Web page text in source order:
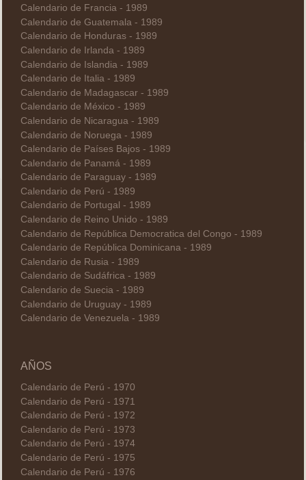
Calendario de Francia - 1989
Calendario de Guatemala - 1989
Calendario de Honduras - 1989
Calendario de Irlanda - 1989
Calendario de Islandia - 1989
Calendario de Italia - 1989
Calendario de Madagascar - 1989
Calendario de México - 1989
Calendario de Nicaragua - 1989
Calendario de Noruega - 1989
Calendario de Países Bajos - 1989
Calendario de Panamá - 1989
Calendario de Paraguay - 1989
Calendario de Perú - 1989
Calendario de Portugal - 1989
Calendario de Reino Unido - 1989
Calendario de República Democratica del Congo - 1989
Calendario de República Dominicana - 1989
Calendario de Rusia - 1989
Calendario de Sudáfrica - 1989
Calendario de Suecia - 1989
Calendario de Uruguay - 1989
Calendario de Venezuela - 1989
AÑOS
Calendario de Perú - 1970
Calendario de Perú - 1971
Calendario de Perú - 1972
Calendario de Perú - 1973
Calendario de Perú - 1974
Calendario de Perú - 1975
Calendario de Perú - 1976